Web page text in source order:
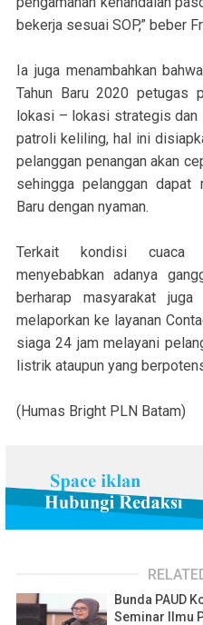
bekerja sesuai SOP,” beber
Ia juga menambahkan
Tahun Baru 2020 petugas
lokasi – lokasi strategis dan
patroli keliling, hal ini
pelanggan penangan akan
sehingga pelanggan dapat
Baru dengan nyaman.
Terkait kondisi cuaca
menyebabkan adanya
berharap masyarakat
melaporkan ke layanan
siaga 24 jam melayani
listrik ataupun yang
(Humas Bright PLN Batam)
Bunda PAUD
Seminar Ilmu